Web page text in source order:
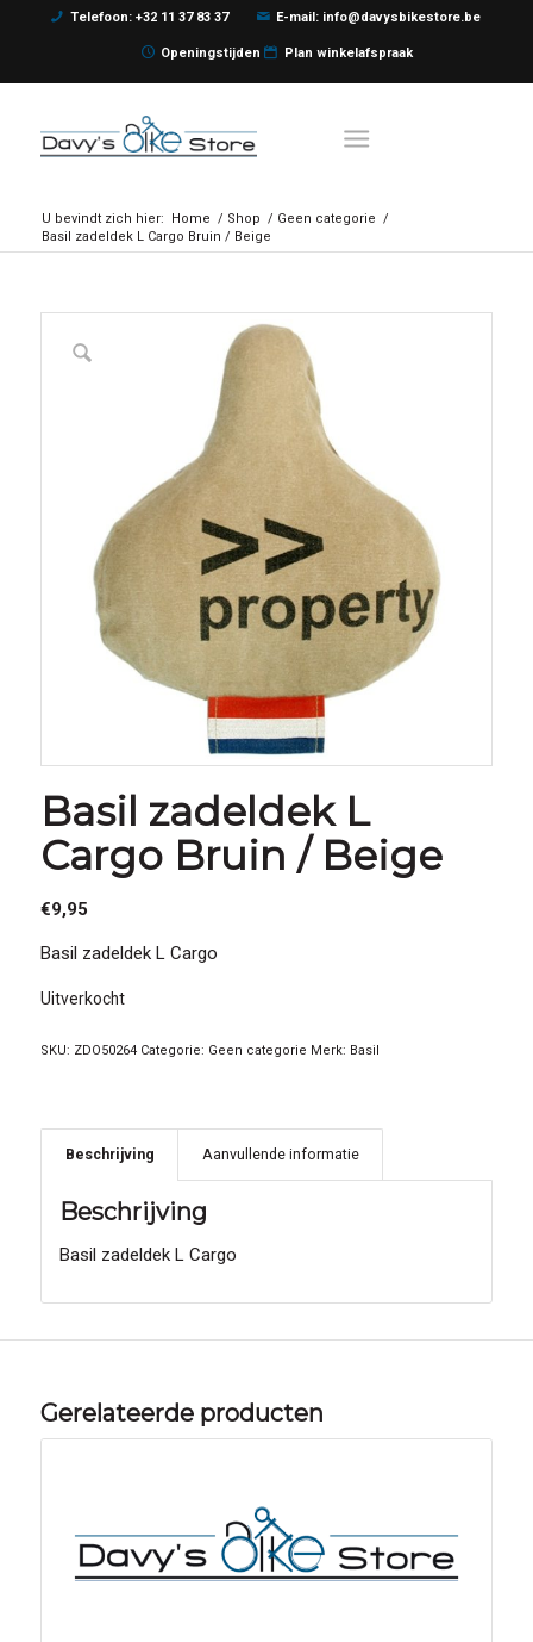
Telefoon: +32 11 37 83 37 E-mail: info@davysbikestore.be
Openingstijden Plan winkelafspraak
U bevindt zich hier: Home / Shop / Geen categorie /
Basil zadeldek L Cargo Bruin / Beige
Basil zadeldek L
Cargo Bruin / Beige
€9,95
Basil zadeldek L Cargo
Uitverkocht
SKU: ZDO50264 Categorie: Geen categorie Merk: Basil
Beschrijving Aanvullende informatie
Beschrijving
Basil zadeldek L Cargo
Gerelateerde producten